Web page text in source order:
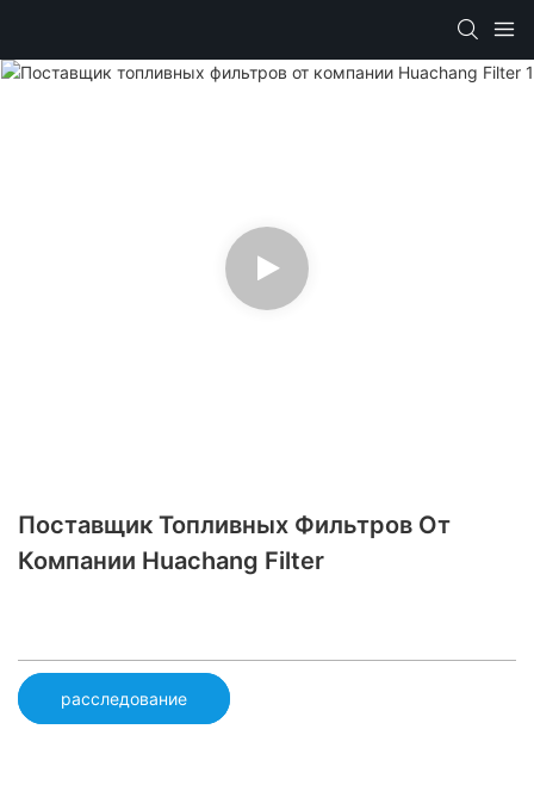
Поставщик Топливных Фильтров От
Компании Huachang Filter
расследование